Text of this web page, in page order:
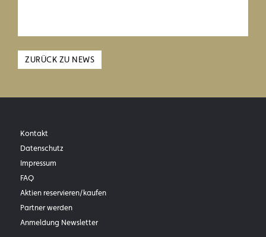
ZURÜCK ZU NEWS
Kontakt
Datenschutz
Impressum
FAQ
Aktien reservieren/kaufen
Partner werden
Anmeldung Newsletter